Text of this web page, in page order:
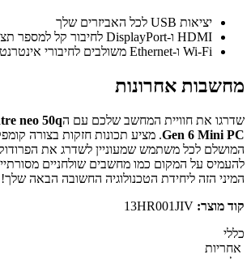
יציאות USB לכל האביזרים שלך
HDMI ו-DisplayPort לחיבור קל למספר תצוגות
Wi-Fi ו-Ethernet משולבים לחיבורי אינטרנט מהירים
מחשבות אחרונות
שדרגו את חוויית המחשב שלכם עם הneo 50q
Gen 6 Mini PC. מציע תכונות חזקות בצורה
המושלם לכל משתמש שמעוניין לשדרג את
להעמיס על המקום כמו מחשבים שולחניים
המיני הזה ליחידת הטכנולוגיה החשובה הבאה שלך!
קוד מוצר:
כללי
אחריות